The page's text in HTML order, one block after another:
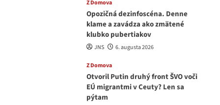
Z Domova
Opozičná dezinfoscéna. Denne
klame a zavádza ako zmätené
klubko pubertiakov
JNS 6. augusta 2026
Z Domova
Otvoril Putin druhý front ŠVO voči
EÚ migrantmi v Ceuty? Len sa
pýtam